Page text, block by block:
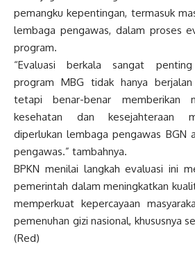
pemangku kepentingan, termasuk
lembaga pengawas, dalam proses
program.
“Evaluasi berkala sangat
program MBG tidak hanya
tetapi benar-benar memberikan
kesehatan dan kesejahteraan
diperlukan lembaga pengawas BGN
pengawas.” tambahnya.
BPKN menilai langkah evaluasi ini
pemerintah dalam meningkatkan
memperkuat kepercayaan
pemenuhan gizi nasional, khususnya
(Red)